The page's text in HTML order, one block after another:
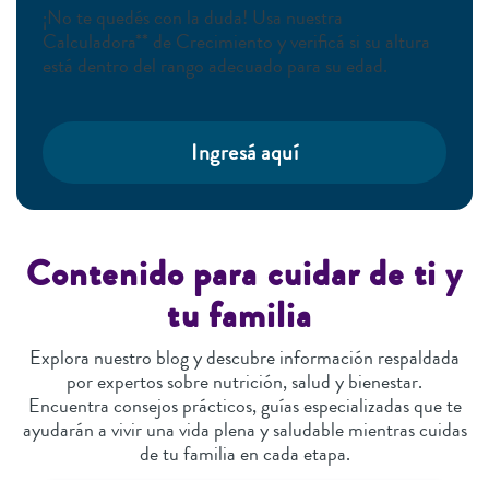
¡No te quedés con la duda! Usa nuestra
Calculadora** de Crecimiento y verificá si su altura
está dentro del rango adecuado para su edad.
Ingresá aquí
Contenido para cuidar de ti y
tu familia
Explora nuestro blog y descubre información respaldada
por expertos sobre nutrición, salud y bienestar.
Encuentra consejos prácticos, guías especializadas que te
ayudarán a vivir una vida plena y saludable mientras cuidas
de tu familia en cada etapa.